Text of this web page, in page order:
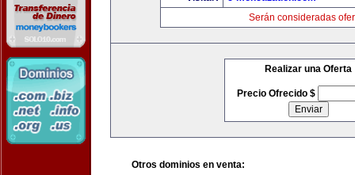
Serán consideradas
Realizar una Oferta
Precio Ofrecido $
Otros dominios en venta: